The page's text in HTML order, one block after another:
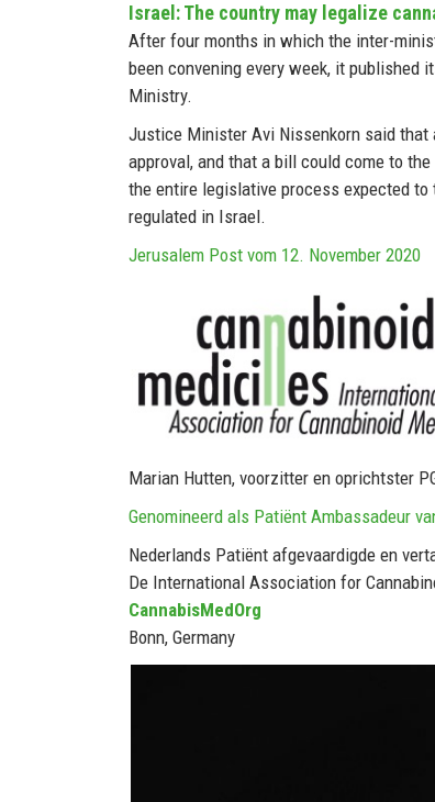
Israel: The country may legalize
After four months in which the inter-
been convening every week, it published
Ministry.
Justice Minister Avi Nissenkorn said
approval, and that a bill could come to
the entire legislative process expected
regulated in Israel.
Jerusalem Post vom 12. November 2020
Marian Hutten, voorzitter en oprichtster
Genomineerd als Patiënt Ambassadeur
Nederlands Patiënt afgevaardigde en
De International Association for
CannabisMedOrg
Bonn, Germany